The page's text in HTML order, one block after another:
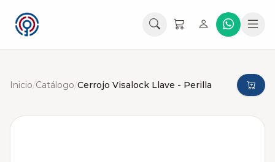
Inicio/Catálogo/Cerrojo Visalock Llave - Perilla